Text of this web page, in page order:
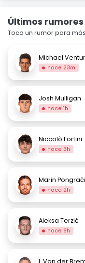
Últimos rumores
Toca un rumor para
Michael
hace 23m
Josh Mulligan
hace 1h
Niccolò Fortini
hace 3h
Marin
hace 2h
Aleksa Terzić
hace 6h
I. Van der